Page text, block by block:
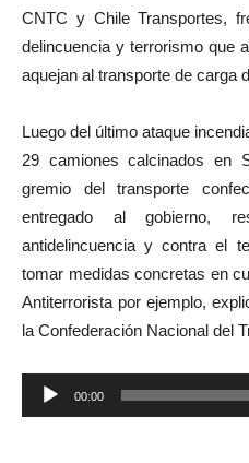
CNTC y Chile Transportes,
delincuencia y terrorismo que
aquejan al transporte de carga
Luego del último ataque
29 camiones calcinados en
gremio del transporte
entregado al gobierno,
antidelincuencia y contra el
tomar medidas concretas en
Antiterrorista por ejemplo,
la Confederación Nacional del
Reproductor
de
00:00